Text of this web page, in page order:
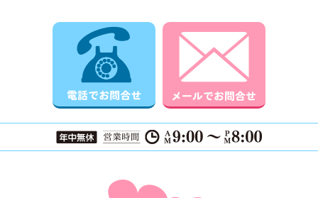
電話でお問合せ